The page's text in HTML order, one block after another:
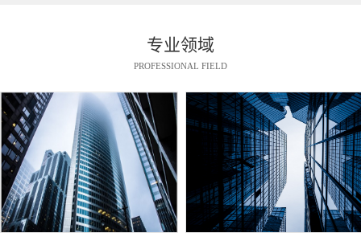
专业领域
PROFESSIONAL FIELD